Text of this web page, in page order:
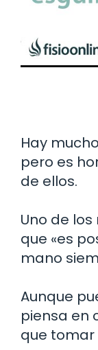
Hay
pero es
de ellos.
Uno de
que «es
mano
Aunque
piensa en
que tomar